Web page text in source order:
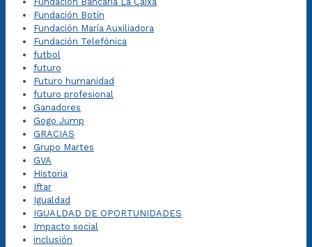
Fundación Botín
Fundación María Auxiliadora
Fundación Telefónica
futbol
futuro
Futuro humanidad
futuro profesional
Ganadores
Gogo Jump
GRACIAS
Grupo Martes
GVA
Historia
Iftar
Igualdad
IGUALDAD DE OPORTUNIDADES
Impacto social
inclusión